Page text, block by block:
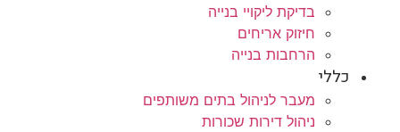
בדיקת ליקויי בנייה
חיזוק אריחים
הרחבות בנייה
כללי
מעבר לניהול בתים משותפים
ניהול דירות שכורות